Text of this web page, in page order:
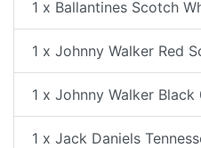
1 x Ballantines Scotch
1 x Johnny Walker Red
1 x Johnny Walker Black
1 x Jack Daniels